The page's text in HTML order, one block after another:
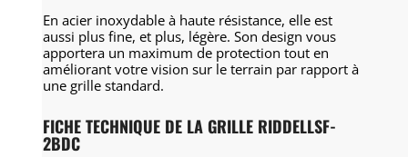
En acier inoxydable à haute résistance, elle est
aussi plus fine, et plus, légère. Son design vous
apportera un maximum de protection tout en
améliorant votre vision sur le terrain par rapport à
une grille standard.
FICHE TECHNIQUE DE LA GRILLE RIDDELLSF-
2BDC